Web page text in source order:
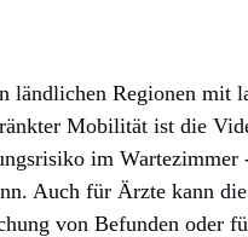
Regionen mit
Mobilität ist die
im
Auch für Ärzte kann
von Befunden oder